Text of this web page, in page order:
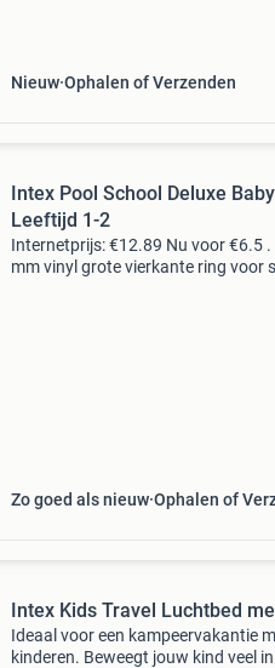
Nieuw Ophalen of Verzenden
Intex Pool School Deluxe
Leeftijd 1-2
Internetprijs: €12.89 Nu voor €6.5 .
mm vinyl grote vierkante ring voor
Zo goed als nieuw Ophalen of
Intex Kids Travel Luchtbed
Ideaal voor een kampeervakantie
kinderen. Beweegt jouw kind veel